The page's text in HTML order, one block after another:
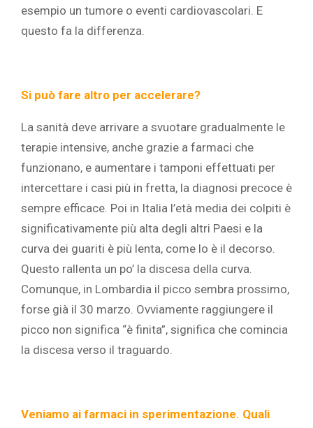
esempio un tumore o eventi cardiovascolari. E
questo fa la differenza.
Si può fare altro per accelerare?
La sanità deve arrivare a svuotare gradualmente le
terapie intensive, anche grazie a farmaci che
funzionano, e aumentare i tamponi effettuati per
intercettare i casi più in fretta, la diagnosi precoce è
sempre efficace. Poi in Italia l’età media dei colpiti è
significativamente più alta degli altri Paesi e la
curva dei guariti è più lenta, come lo è il decorso.
Questo rallenta un po’ la discesa della curva.
Comunque, in Lombardia il picco sembra prossimo,
forse già il 30 marzo. Ovviamente raggiungere il
picco non significa “è finita”, significa che comincia
la discesa verso il traguardo.
Veniamo ai farmaci in sperimentazione. Quali